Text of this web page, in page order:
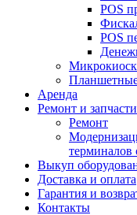
POS
POS
Аренда
Ремонт и запчасти
Ремонт
терминалов
Выкуп
Доставка и оплата
Гарантия и
Контакты